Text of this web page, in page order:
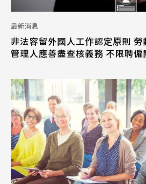
最新消息
非法容留外國人工作認定原則
管理人應善盡查核義務 不限聘僱